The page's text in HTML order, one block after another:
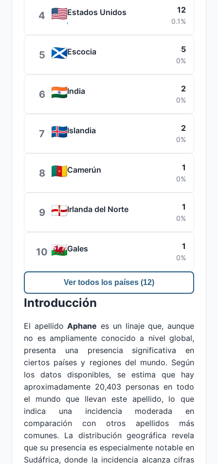
4 Estados Unidos 12
0.1%
5 Escocia 5
0%
6 India 2
0%
7 Islandia 2
0%
8 Camerún 1
0%
9 Irlanda del Norte 1
0%
10 Gales 1
0%
Ver todos los países (12)
Introducción
El apellidoAphane es un linaje que, aunque
no es ampliamente conocido a nivel global,
presenta una presencia significativa en
ciertos países y regiones del mundo. Según
los datos disponibles, se estima que hay
aproximadamente 20,403 personas en todo
el mundo que llevan este apellido, lo que
indica una incidencia moderada en
comparación con otros apellidos más
comunes. La distribución geográfica revela
que su presencia es especialmente notable en
Sudáfrica, donde la incidencia alcanza cifras